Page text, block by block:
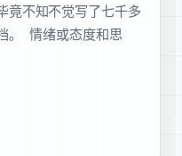
竟不知不觉写了七千多
。 情绪或态度和思